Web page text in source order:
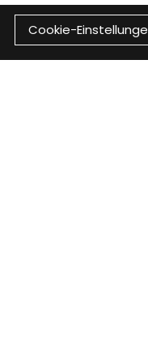
Cookie-